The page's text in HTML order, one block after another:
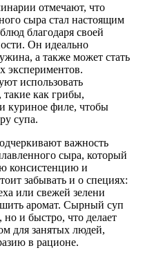
отмечают, что
сыра стал настоящим
благодаря своей
Он идеально
а также может стать
экспериментов.
использовать
такие как грибы,
куриное филе, чтобы
супа.
важность
сыра, который
консистенцию и
забывать и о специях:
или свежей зелени
аромат. Сырный суп
и быстро, что делает
для занятых людей,
в рационе.